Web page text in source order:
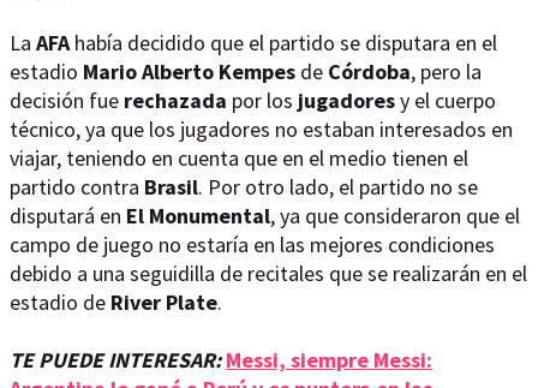
La AFAhabía decidido que el partido se disputara en el
estadio Mario Alberto Kempes de Córdoba, pero la
decisión fue rechazada por los jugadoresy el cuerpo
técnico, ya que los jugadores no estaban interesados en
viajar, teniendo en cuenta que en el medio tienen el
partido contra Brasil. Por otro lado, el partido no se
disputará en El Monumental, ya que consideraron que el
campo de juego no estaría en las mejores condiciones
debido a una seguidilla de recitales que se realizarán en el
estadio de River Plate.
TE PUEDE INTERESAR:Messi, siempre Messi: